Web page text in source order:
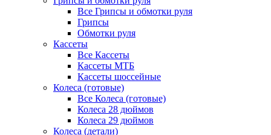
Все Грипсы и обмотки руля
Грипсы
Обмотки руля
Кассеты
Все Кассеты
Кассеты МТБ
Кассеты шоссейные
Колеса (готовые)
Все Колеса (готовые)
Колеса 28 дюймов
Колеса 29 дюймов
Колеса (детали)